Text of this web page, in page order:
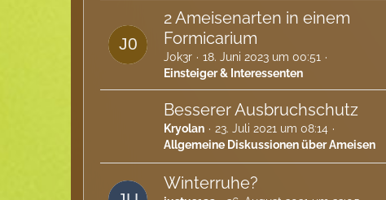
2 Ameisenarten in einem
Formicarium
J0k3r
18. Juni 2023 um 00:51
Einsteiger & Interessenten
Besserer Ausbruchschutz
Kryolan
23. Juli 2021 um 08:14
Allgemeine Diskussionen über Ameisen
Winterruhe?